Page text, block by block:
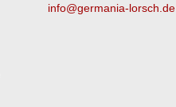
info@germania-lorsch.de